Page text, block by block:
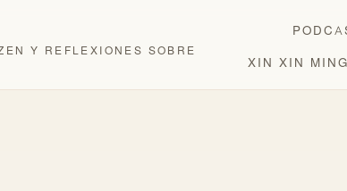
Y REFLEXIONES SOBRE
XIN XIN MING